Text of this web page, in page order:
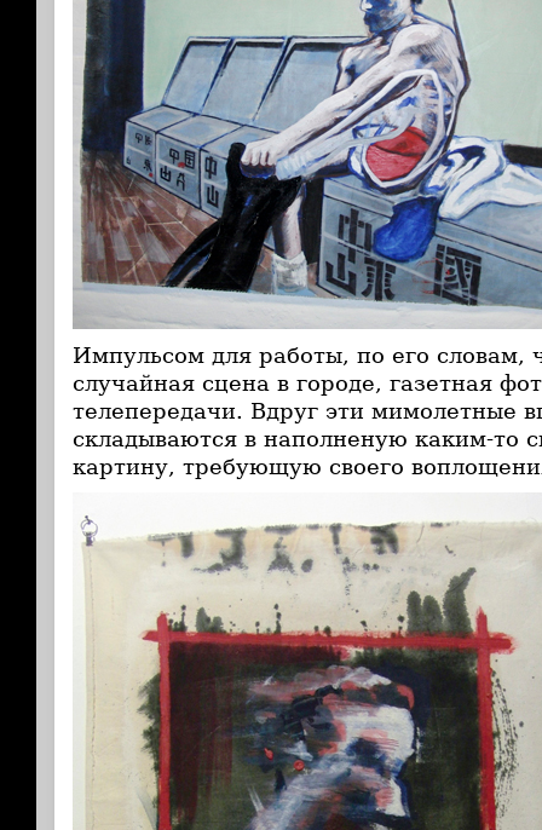
Импульсом для работы, по его словам,
случайная сцена в городе, газетная
телепередачи. Вдруг эти мимолетные
складываются в наполненую каким-то
картину, требующую своего